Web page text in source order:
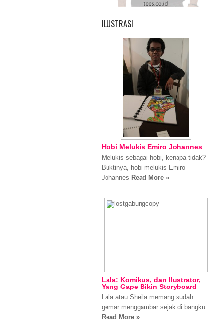
ILUSTRASI
Hobi Melukis Emiro Johannes
Melukis sebagai hobi, kenapa tidak?
Buktinya, hobi melukis Emiro
Johannes Read More »
Lala: Komikus, dan Ilustrator,
Yang Gape Bikin Storyboard
Lala atau Sheila memang sudah
gemar menggambar sejak di bangku
Read More »